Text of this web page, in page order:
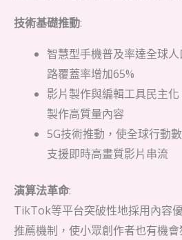
技術基礎推動:
智慧型手機普及率達全球
路覆蓋率增加65%
影片製作與編輯工具民主
製作高質量內容
5G技術推動，使全球行動
支援即時高畫質影片串流
演算法革命:
TikTok等平台突破性地採用內容
推薦機制，使小眾創作者也有機